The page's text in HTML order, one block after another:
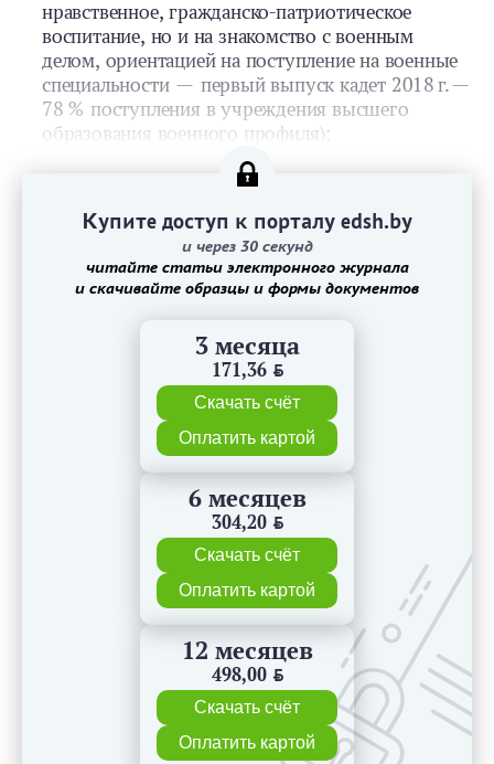
нравственное, гражданско-патриотическое
воспитание, но и на знакомство с военным
делом, ориентацией на поступление на военные
специальности — первый выпуск кадет 2018 г. —
78 % поступления в учреждения высшего
образования военного профиля);
Купите доступ к порталу edsh.by
и через 30 секунд
читайте статьи электронного журнала
и скачивайте образцы и формы документов
3 месяца
171,36 BYN
Скачать счёт
Оплатить картой
6 месяцев
304,20 BYN
Скачать счёт
Оплатить картой
12 месяцев
498,00 BYN
Скачать счёт
Оплатить картой